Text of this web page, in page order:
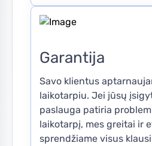
Garantija
Savo klientus
laikotarpiu. Jei jūsų
paslauga patiria
laikotarpį, mes greitai ir
sprendžiame visus